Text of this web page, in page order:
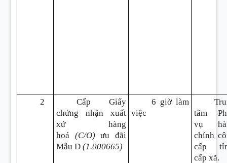
2
Cấp Giấy
chứng nhận xuất
xứ hàng
hoá (C/O)ưu đãi
Mẫu D (1.000665)
6 giờ làm
việc
tâm
vụ
chính
cấp
cấp xã.